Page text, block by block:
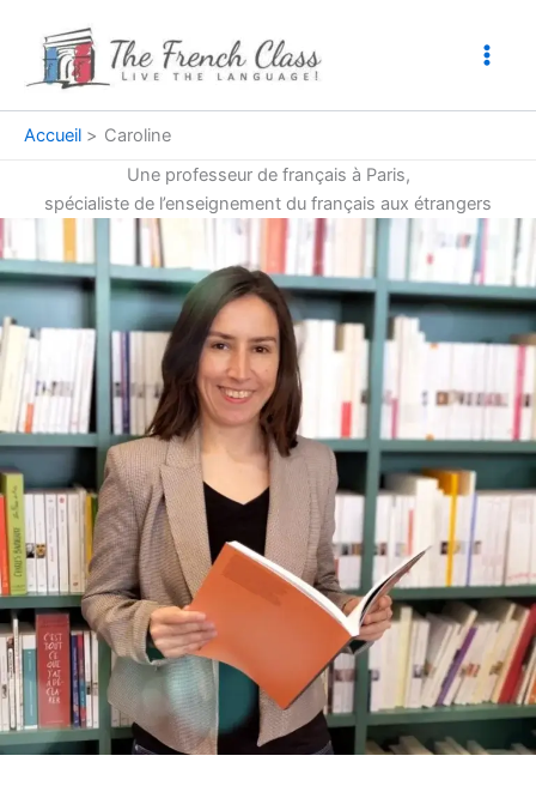
contenu
Accueil
Caroline
Une professeur de français à Paris,
spécialiste de l’enseignement du français aux étrangers